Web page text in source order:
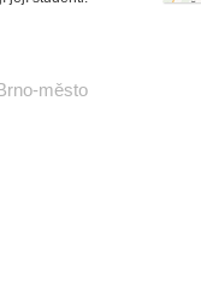
město